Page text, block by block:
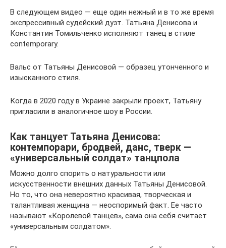
В следующем видео — еще один нежный и в то же время
экспрессивный судейский дуэт. Татьяна Денисова и
Константин Томильченко исполняют танец в стиле
contemporary.
Вальс от Татьяны Денисовой — образец утонченного и
изысканного стиля.
Когда в 2020 году в Украине закрыли проект, Татьяну
пригласили в аналогичное шоу в России.
Как танцует Татьяна Денисова:
контемпорари, бродвей, данс, тверк —
«универсальный солдат» танцпола
Можно долго спорить о натуральности или
искусственности внешних данных Татьяны Денисовой.
Но то, что она невероятно красивая, творческая и
талантливая женщина — неоспоримый факт. Ее часто
называют «Королевой танцев», сама она себя считает
«универсальным солдатом».